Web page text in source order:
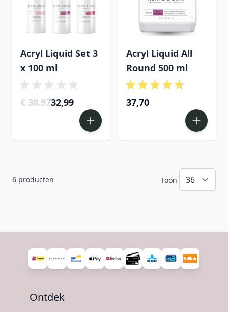
Acryl Liquid Set 3
x 100 ml
€ 38.9732,99
Acryl Liquid All
Round 500 ml
37,70
6 producten Toon
Ontdek